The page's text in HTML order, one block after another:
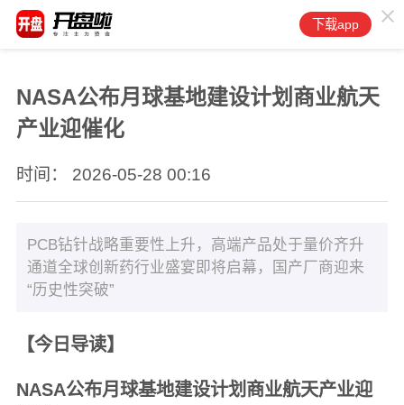
下载app
NASA公布月球基地建设计划商业航天
产业迎催化
时间： 2026-05-28 00:16
PCB钻针战略重要性上升，高端产品处于量价齐升
通道全球创新药行业盛宴即将启幕，国产厂商迎来
“历史性突破”
【今日导读】
NASA公布月球基地建设计划商业航天产业迎